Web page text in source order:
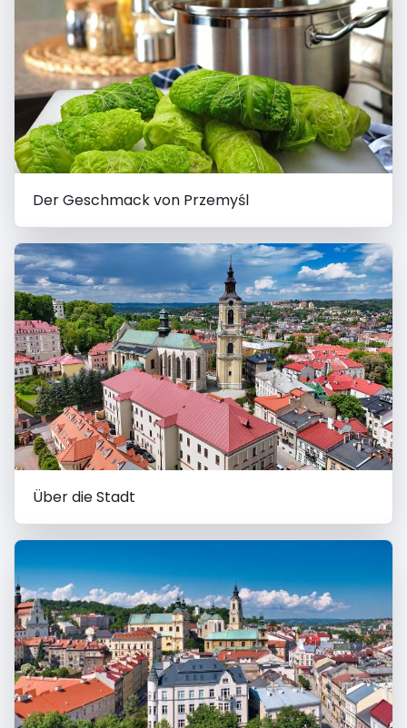
Der Geschmack von Przemyśl
Über die Stadt